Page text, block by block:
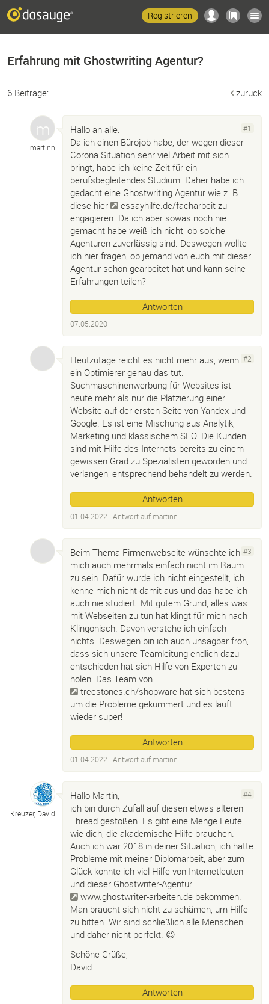
Registrieren
Erfahrung mit Ghostwriting Agentur?
6 Beiträge: zurück
martinn
#1
Hallo an alle.
Da ich einen Bürojob habe, der wegen dieser
Corona Situation sehr viel Arbeit mit sich
bringt, habe ich keine Zeit für ein
berufsbegleitendes Studium. Daher habe ich
gedacht eine Ghostwriting Agentur wie z. B.
diese hier
essayhilfe.de/facharbeit zu
engagieren. Da ich aber sowas noch nie
gemacht habe weiß ich nicht, ob solche
Agenturen zuverlässig sind. Deswegen wollte
ich hier fragen, ob jemand von euch mit dieser
Agentur schon gearbeitet hat und kann seine
Erfahrungen teilen?
Antworten
07.05.2020
#2
Heutzutage reicht es nicht mehr aus, wenn
ein Optimierer genau das tut.
Suchmaschinenwerbung für Websites ist
heute mehr als nur die Platzierung einer
Website auf der ersten Seite von Yandex und
Google. Es ist eine Mischung aus Analytik,
Marketing und klassischem SEO. Die Kunden
sind mit Hilfe des Internets bereits zu einem
gewissen Grad zu Spezialisten geworden und
verlangen, entsprechend behandelt zu werden.
Antworten
01.04.2022 | Antwort auf martinn
#3
Beim Thema Firmenwebseite wünschte ich
mich auch mehrmals einfach nicht im Raum
zu sein. Dafür wurde ich nicht eingestellt, ich
kenne mich nicht damit aus und das habe ich
auch nie studiert. Mit gutem Grund, alles was
mit Webseiten zu tun hat klingt für mich nach
Klingonisch. Davon verstehe ich einfach
nichts. Deswegen bin ich auch unsagbar froh,
dass sich unsere Teamleitung endlich dazu
entschieden hat sich Hilfe von Experten zu
holen. Das Team von
treestones.ch/shopware hat sich bestens
um die Probleme gekümmert und es läuft
wieder super!
Antworten
01.04.2022 | Antwort auf martinn
Kreuzer, David
#4
Hallo Martin,
ich bin durch Zufall auf diesen etwas älteren
Thread gestoßen. Es gibt eine Menge Leute
wie dich, die akademische Hilfe brauchen.
Auch ich war 2018 in deiner Situation, ich hatte
Probleme mit meiner Diplomarbeit, aber zum
Glück konnte ich viel Hilfe von Internetleuten
und dieser Ghostwriter-Agentur
www.ghostwriter-arbeiten.de bekommen.
Man braucht sich nicht zu schämen, um Hilfe
zu bitten. Wir sind schließlich alle Menschen
und daher nicht perfekt. 😉
Schöne Grüße,
David
Antworten